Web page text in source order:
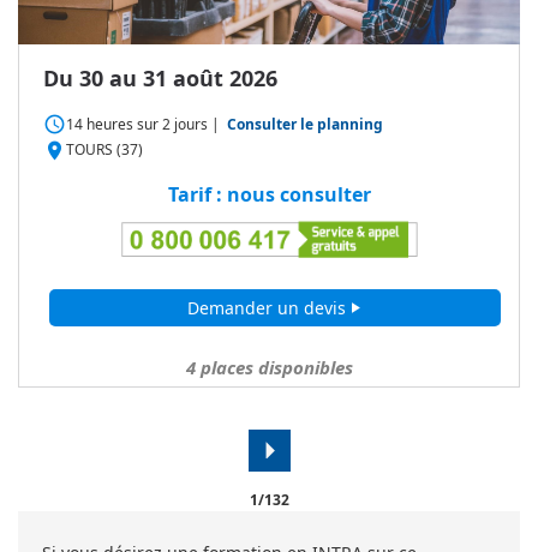
Du 30 au 31 août 2026
access_time14 heures sur2 jours | Consulter le planning
place TOURS (37)
Tarif : nous consulter
Demander un devis play_arrow
4 places disponibles
arrow_right
1/132